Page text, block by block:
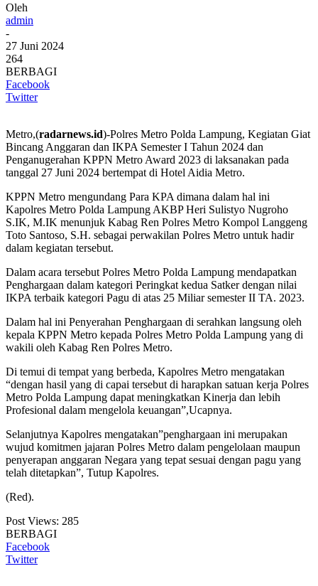
Oleh
admin
-
27 Juni 2024
264
BERBAGI
Facebook
Twitter
Metro,(radarnews.id)-Polres Metro Polda Lampung, Kegiatan Giat
Bincang Anggaran dan IKPA Semester I Tahun 2024 dan
Penganugerahan KPPN Metro Award 2023 di laksanakan pada
tanggal 27 Juni 2024 bertempat di Hotel Aidia Metro.
KPPN Metro mengundang Para KPA dimana dalam hal ini
Kapolres Metro Polda Lampung AKBP Heri Sulistyo Nugroho
S.IK, M.IK menunjuk Kabag Ren Polres Metro Kompol Langgeng
Toto Santoso, S.H. sebagai perwakilan Polres Metro untuk hadir
dalam kegiatan tersebut.
Dalam acara tersebut Polres Metro Polda Lampung mendapatkan
Penghargaan dalam kategori Peringkat kedua Satker dengan nilai
IKPA terbaik kategori Pagu di atas 25 Miliar semester II TA. 2023.
Dalam hal ini Penyerahan Penghargaan di serahkan langsung oleh
kepala KPPN Metro kepada Polres Metro Polda Lampung yang di
wakili oleh Kabag Ren Polres Metro.
Di temui di tempat yang berbeda, Kapolres Metro mengatakan
“dengan hasil yang di capai tersebut di harapkan satuan kerja Polres
Metro Polda Lampung dapat meningkatkan Kinerja dan lebih
Profesional dalam mengelola keuangan”,Ucapnya.
Selanjutnya Kapolres mengatakan”penghargaan ini merupakan
wujud komitmen jajaran Polres Metro dalam pengelolaan maupun
penyerapan anggaran Negara yang tepat sesuai dengan pagu yang
telah ditetapkan”, Tutup Kapolres.
(Red).
Post Views: 285
BERBAGI
Facebook
Twitter